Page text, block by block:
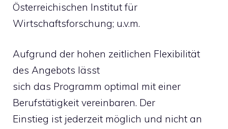
Österreichischen Institut für
Wirtschaftsforschung; u.v.m.
Aufgrund der hohen zeitlichen Flexibilität
des Angebots lässt
sich das Programm optimal mit einer
Berufstätigkeit vereinbaren. Der
Einstieg ist jederzeit möglich und nicht an